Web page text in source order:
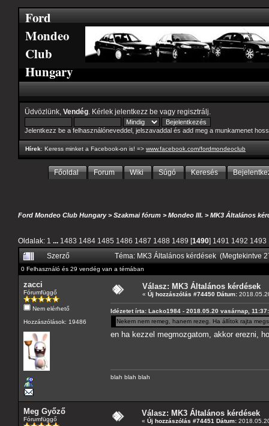
Ford
Mondeo
Club
Hungary
Üdvözlünk, Vendég . Kérlek jelentkezz be vagy regisztrálj
Jelentkezz be a felhasználóneveddel, jelszavaddal és add meg a munkamenet
Hírek: Keress minket a Facebook-on is! => www.facebook.com/fordmondeoclub
Főoldal Forum Wiki Súgó Keresés
Ford Mondeo Club Hungary>Szakmai fórum >Mondeo III. >MK3 Általános
Oldalak: 1 ... 1483 1484 1485 1486 1487 1488 1489 [1490] 1491 1492 1493
Szerző
Téma: MK3 Általános kérdések (Megtekintve
0 Felhasználó és 29 vendég van a témában
zacci
Fórumfüggő
Nem elérhető
Hozzászólások: 19486
Válasz: MK3 Általános kérdések
« Új hozzászólás #74450 Dátum:
Idézetet írta: Lacko1984 - 2018.05.20 vasárnap,
Nekem nem remeg, hanem rezeg. Ha állítok rajta
en ha kezzel megmozgatom, akkor erezni,
blah blah blah
Meg Győző
Fórumfüggő
Válasz: MK3 Általános kérdések
« Új hozzászólás #74451 Dátum: